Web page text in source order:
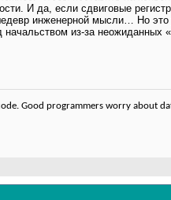
И да, если сдвиговые
инженерной мысли… Но
из‑за неожиданных
Good programmers worry about